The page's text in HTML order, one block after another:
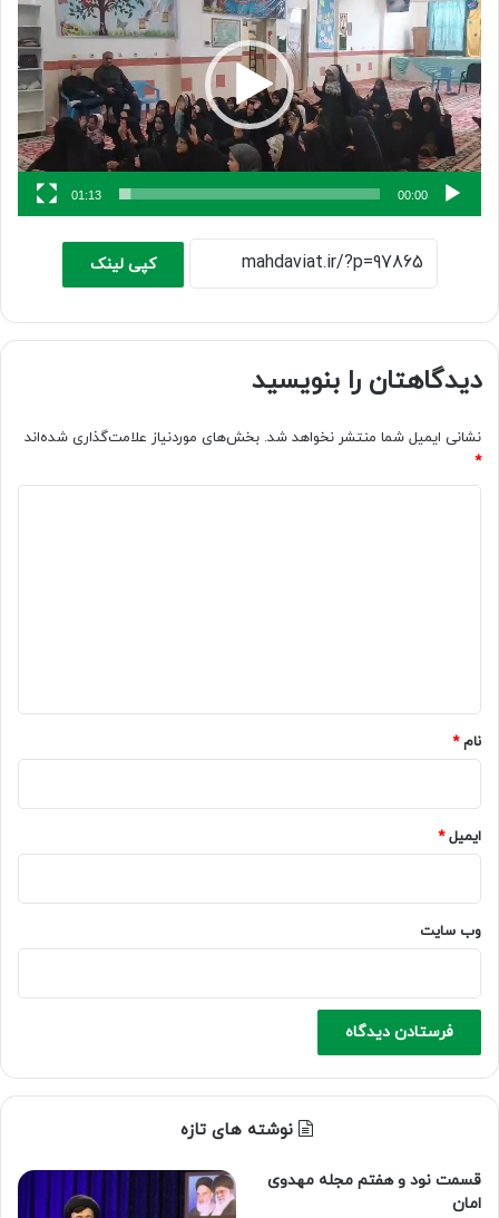
00:00
01:13
کپی لینک
دیدگاهتان را بنویسید
نشانی ایمیل شما منتشر نخواهد شد. بخش‌های موردنیاز علامت‌گذاری شده‌اند
*
نام*
ایمیل*
وب‌ سایت
نوشته های تازه
قسمت نود و هفتم مجله مهدوی
امان